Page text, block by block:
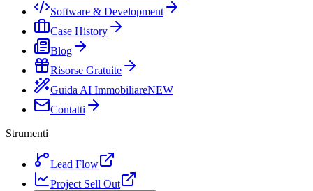
Software & Development
Case History
Blog
Risorse Gratuite
Guida AI ImmobiliareNEW
Contatti
Strumenti
Lead Flow
Project Sell Out